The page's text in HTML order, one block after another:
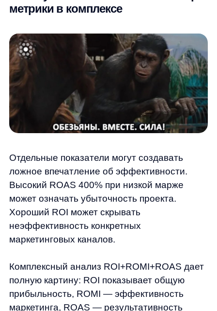
факторов: качества трафика, релевантности
предложений, удобства сайта, работы
оптимизации:
Отключение убыточных каналов —
регулярно анализируйте ROAS
по источникам и останавливайте
неэффективную рекламу.
Улучшение
креативов и посадочных страниц — A/B-
тестируйте заголовки, изображения,
призывы к действию.Точный таргетинг —
для показа релевантных объявлений.
Оптимизация воронки продаж —
устраняйте барьеры на пути к покупке,
улучшайте UX.
Современные объемы данных делают
ручную оптимизацию неэффективной. AI-
технологии автоматически анализируют
ставки и повышают конверсию.
Автоматизация освобождает время для
стратегических задач и обеспечивает
непрерывную оптимизацию 24/7.